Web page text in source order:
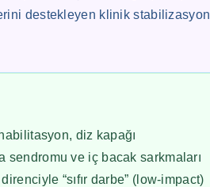
destekleyen klinik stabilizasyon
diz kapağı
sendromu ve iç bacak sarkmaları
“sıfır darbe” (low-impact)